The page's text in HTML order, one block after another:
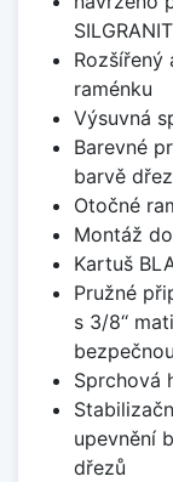
SILGRANIT
Rozšířený
raménku
Výsuvná
Barevné
barvě
Otočné
Montáž
Kartuš
Pružné
s 3/8‘‘
Sprchová
upevnění
dřezů